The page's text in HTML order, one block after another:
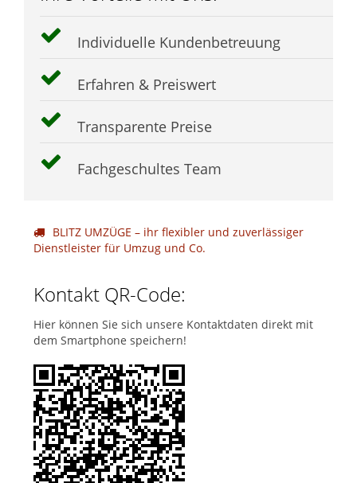
Individuelle Kundenbetreuung
Erfahren & Preiswert
Transparente Preise
Fachgeschultes Team
BLITZ UMZÜGE – ihr flexibler und zuverlässiger
Dienstleister für Umzug und Co.
Kontakt QR-Code:
Hier können Sie sich unsere Kontaktdaten direkt mit
dem Smartphone speichern!